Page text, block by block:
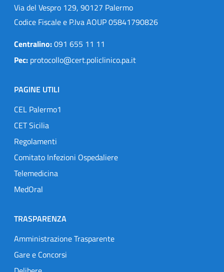
Via del Vespro 129, 90127 Palermo
Codice Fiscale e P.Iva AOUP 05841790826
Centralino:091 655 11 11
Pec: protocollo@cert.policlinico.pa.it
PAGINE UTILI
CEL Palermo1
CET Sicilia
Regolamenti
Comitato Infezioni Ospedaliere
Telemedicina
MedOral
TRASPARENZA
Amministrazione Trasparente
Gare e Concorsi